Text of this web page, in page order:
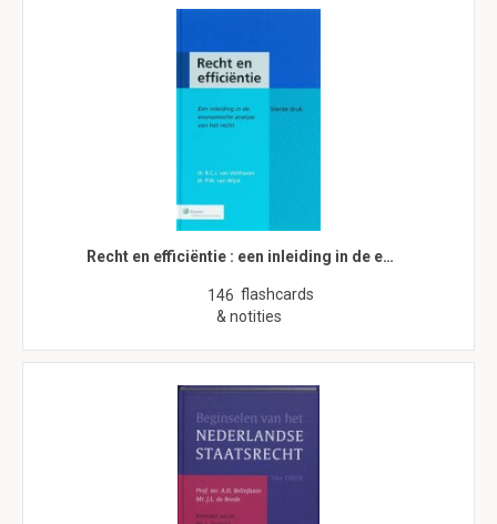
Recht en efficiëntie : een inleiding in de e…
146 flashcards
& notities